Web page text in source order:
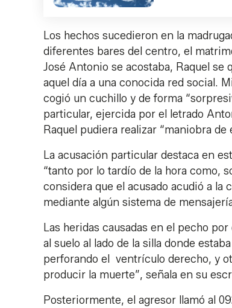
Los hechos sucedieron en la
diferentes bares del centro, el
José Antonio se acostaba, Raquel se
aquel día a una conocida red social.
cogió un cuchillo y de forma
particular, ejercida por el letrado
Raquel pudiera realizar “maniobra de
La acusación particular destaca en
“tanto por lo tardío de la hora como,
considera que el acusado acudió a la
mediante algún sistema de
Las heridas causadas en el pecho
al suelo al lado de la silla donde
perforando el ventrículo derecho, y
producir la muerte”, señala en su
Posteriormente, el agresor llamó al